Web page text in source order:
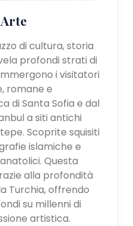
di cultura, storia
profondi strati di
i visitatori
romane e
di Santa Sofia e dal
a siti antichi
Scoprite squisiti
islamiche e
Questa
alla profondità
Turchia, offrendo
su millenni di
artistica.